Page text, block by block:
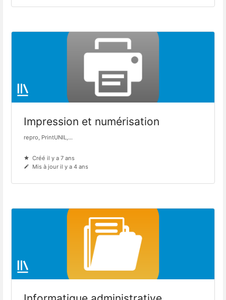
Impression et numérisation
repro, PrintUNIL,...
Créé il y a 7 ans
Mis à jour il y a 4 ans